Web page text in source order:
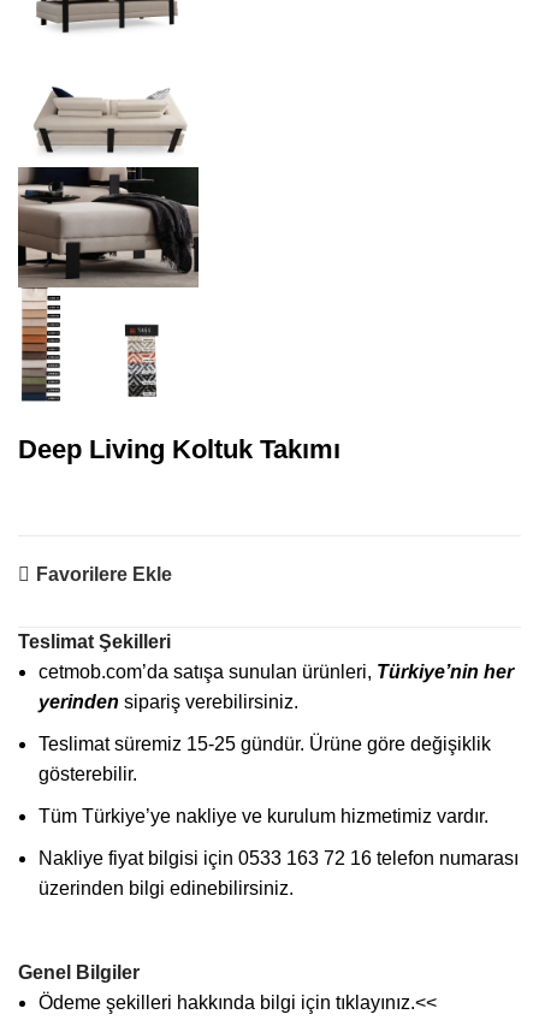
Deep Living Koltuk Takımı
Favorilere Ekle
Teslimat Şekilleri
cetmob.com’da satışa sunulan ürünleri, Türkiye’nin her
yerinden sipariş verebilirsiniz.
Teslimat süremiz 15-25 gündür. Ürüne göre değişiklik
gösterebilir.
Tüm Türkiye’ye nakliye ve kurulum hizmetimiz vardır.
Nakliye fiyat bilgisi için 0533 163 72 16 telefon numarası
üzerinden bilgi edinebilirsiniz.
Genel Bilgiler
Ödeme şekilleri hakkında bilgi için tıklayınız.<<